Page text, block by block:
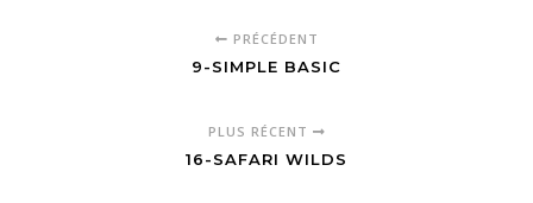
PRÉCÉDENT
9-SIMPLE BASIC
PLUS RÉCENT
16-SAFARI WILDS